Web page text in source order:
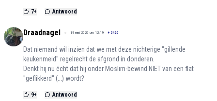
7+ Antwoord
Draadnagel 19 mei 2026 om 12:19 + 5420
Dat niemand wil inzien dat we met deze nichterige "gillende
keukenmeid" regelrecht de afgrond in donderen.
Denkt hij nu écht dat hij onder Moslim-bewind NIET van een flat
"geflikkerd" (...) wordt?
9+ Antwoord